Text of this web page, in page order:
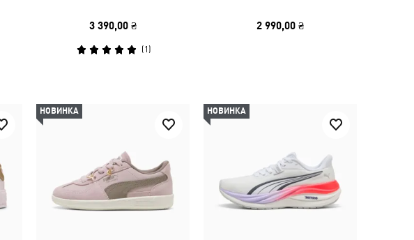
3 390,00 ₴
(1 )
2 990,00 ₴
НОВИНКА НОВИНКА